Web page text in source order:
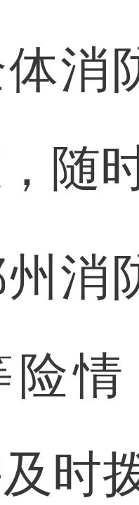
消
随
防
险
时